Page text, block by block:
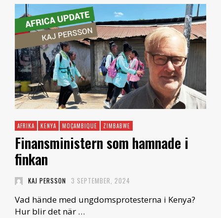
AFRIKA KENYA MOÇAMBIQUE ZIMBABWE
Finansministern som hamnade i
finkan
KAJ PERSSON 3 SEPTEMBER, 2024
Vad hände med ungdomsprotesterna i Kenya?
Hur blir det när …